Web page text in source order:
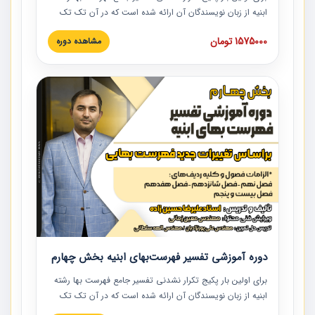
ابنیه از زبان نویسندگان آن ارائه شده است که در آن تک تک
ردیف ها و مطالب فهرست بها تفسیر و ارائه شده است. این
دوره به صورت کامل تصویری بوده و به همراه تصاویر عملیات
دوره با کلام مهندس علیرضاحسین‌زاده مدیر پروژه مهندسی
مشاور در امر بازنگری فهرست بها رشته ابنیه ارائه شده و به تمام
همکارانی که در حوزه صنعت ساخت در حال فعالیت هستند حتما
توصیه می کنیم از مطالب این دوره استفاده نمایند.
1575000 تومان مشاهده دوره
دوره آموزشی تفسیر فهرست‌بهای ابنیه بخش چهارم
برای اولین بار پکیج تکرار نشدنی تفسیر جامع فهرست بها رشته
ابنیه از زبان نویسندگان آن ارائه شده است که در آن تک تک
ردیف ها و مطالب فهرست بها تفسیر و ارائه شده است. این